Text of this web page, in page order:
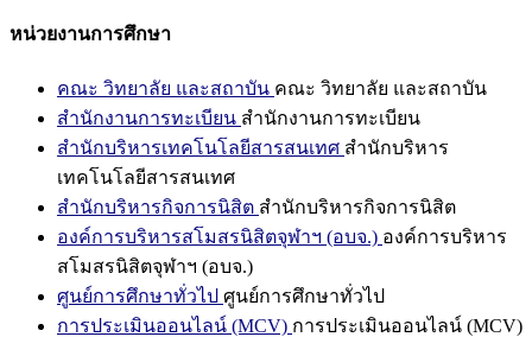
หน่วยงานการศึกษา
คณะ วิทยาลัย และสถาบัน คณะ วิทยาลัย และสถาบัน
สำนักงานการทะเบียน สำนักงานการทะเบียน
สำนักบริหารเทคโนโลยีสารสนเทศ สำนักบริหาร
เทคโนโลยีสารสนเทศ
สำนักบริหารกิจการนิสิต สำนักบริหารกิจการนิสิต
องค์การบริหารสโมสรนิสิตจุฬาฯ (อบจ.) องค์การบริหาร
สโมสรนิสิตจุฬาฯ (อบจ.)
ศูนย์การศึกษาทั่วไป ศูนย์การศึกษาทั่วไป
การประเมินออนไลน์ (MCV) การประเมินออนไลน์ (MCV)